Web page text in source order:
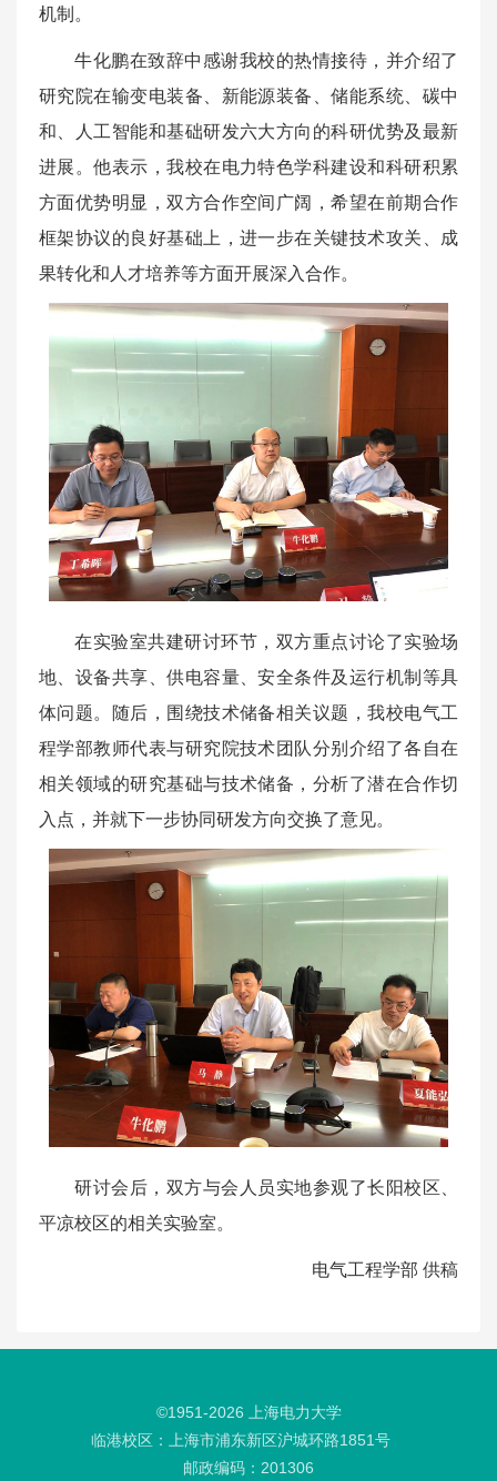
机制。
牛化鹏在致辞中感谢我校的热情接待，并介绍了
研究院在输变电装备、新能源装备、储能系统、碳中
和、人工智能和基础研发六大方向的科研优势及最新
进展。他表示，我校在电力特色学科建设和科研积累
方面优势明显，双方合作空间广阔，希望在前期合作
框架协议的良好基础上，进一步在关键技术攻关、成
果转化和人才培养等方面开展深入合作。
在实验室共建研讨环节，双方重点讨论了实验场
地、设备共享、供电容量、安全条件及运行机制等具
体问题。随后，围绕技术储备相关议题，我校电气工
程学部教师代表与研究院技术团队分别介绍了各自在
相关领域的研究基础与技术储备，分析了潜在合作切
入点，并就下一步协同研发方向交换了意见。
研讨会后，双方与会人员实地参观了长阳校区、
平凉校区的相关实验室。
电气工程学部 供稿
©1951-2026 上海电力大学
临港校区：上海市浦东新区沪城环路1851号
邮政编码：201306